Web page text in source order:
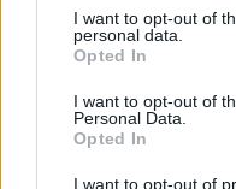
I want to opt-out of
personal data.
Opted In
I want to opt-out of
Personal Data.
Opted In
I want to opt-out of
X építőipar
kiemelt szereplőit!
Az Attom ingatlanpiaci
márciusban 28
vont ingatlanok száma az